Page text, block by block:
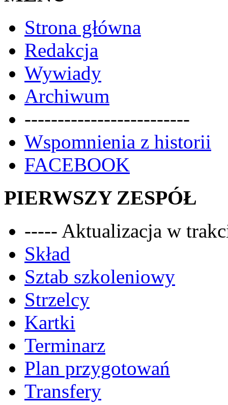
Strona główna
Redakcja
Wywiady
Archiwum
-------------------------
Wspomnienia z historii
FACEBOOK
PIERWSZY ZESPÓŁ
----- Aktualizacja w
Skład
Sztab szkoleniowy
Strzelcy
Kartki
Terminarz
Plan przygotowań
Transfery